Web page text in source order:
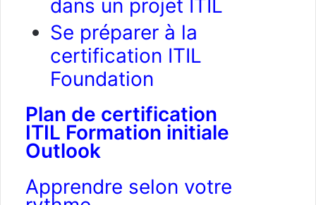
dans un projet ITIL
Se préparer à la
certification ITIL
Foundation
Plan de certification
ITIL Formation initiale
Outlook
Apprendre selon votre